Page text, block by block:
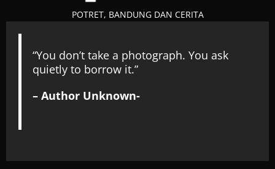
POTRET, BANDUNG DAN CERITA
“You don’t take a photograph. You ask
quietly to borrow it.”
– Author Unknown-